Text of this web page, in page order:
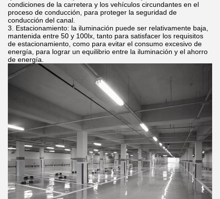
condiciones de la carretera y los vehículos circundantes en el
proceso de conducción, para proteger la seguridad de
conducción del canal.
Estacionamiento: la iluminación puede ser relativamente baja,
mantenida entre 50 y 100lx, tanto para satisfacer los requisitos
de estacionamiento, como para evitar el consumo excesivo de
energía, para lograr un equilibrio entre la iluminación y el ahorro
de energía.